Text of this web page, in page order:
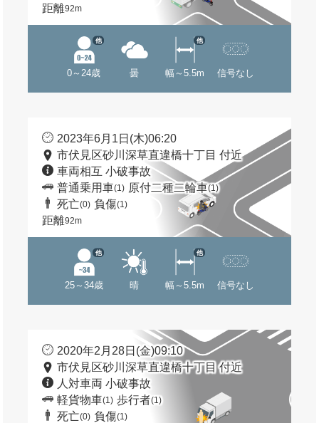
距離92m
0～24歳
他
曇 幅～5.5m
他
信号なし
2023年6月1日(木)06:20
市伏見区砂川深草直違橋十丁目 付近
車両相互 小破事故
普通乗用車(1) 原付二種二輪車(1)
死亡(0) 負傷(1)
距離92m
25～34歳
他
晴 幅～5.5m
他
信号なし
2020年2月28日(金)09:10
市伏見区砂川深草直違橋十丁目 付近
人対車両 小破事故
軽貨物車(1) 歩行者(1)
死亡(0) 負傷(1)